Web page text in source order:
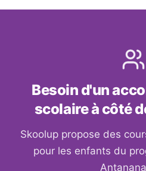
Besoin d'un
scolaire à côté
Skoolup propose des
pour les enfants du